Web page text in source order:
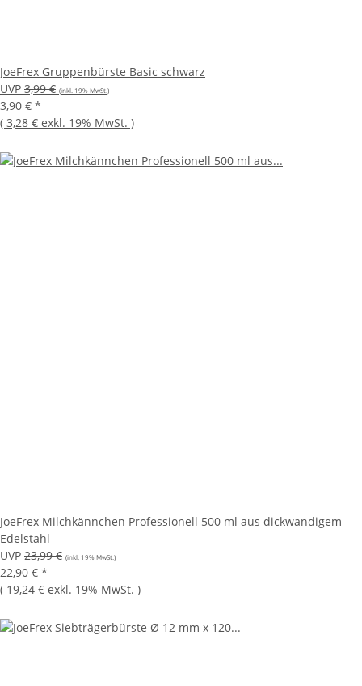
JoeFrex Gruppenbürste Basic schwarz
UVP 3,99 € (inkl. 19% MwSt.)
3,90 € *
( 3,28 € exkl. 19% MwSt. )
JoeFrex Milchkännchen Professionell 500 ml aus dickwandigem
Edelstahl
UVP 23,99 € (inkl. 19% MwSt.)
22,90 € *
( 19,24 € exkl. 19% MwSt. )